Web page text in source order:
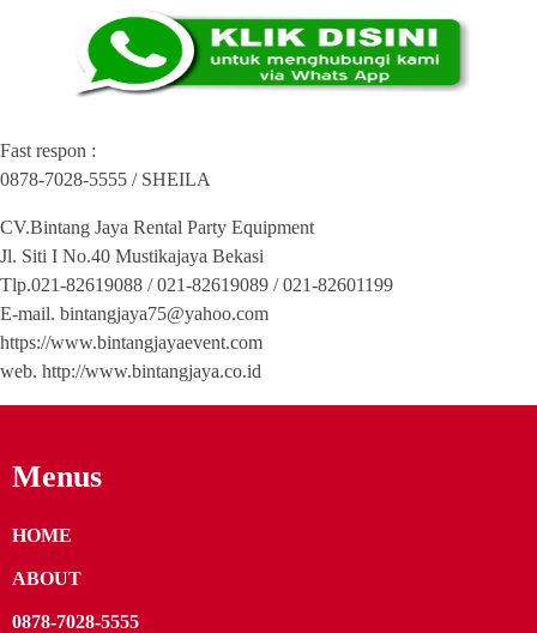
Fast respon :
0878-7028-5555 / SHEILA
CV.Bintang Jaya Rental Party Equipment
Jl. Siti I No.40 Mustikajaya Bekasi
Tlp.021-82619088 / 021-82619089 / 021-82601199
E-mail. bintangjaya75@yahoo.com
https://www.bintangjayaevent.com
web. http://www.bintangjaya.co.id
Menus
HOME
ABOUT
0878-7028-5555